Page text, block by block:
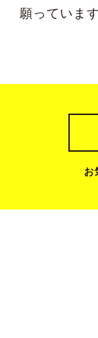
願っています
お